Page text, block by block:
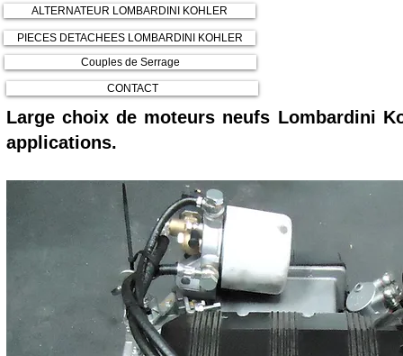
Large choix de moteurs neufs Lombardini
applications.
ALTERNATEUR LOMBARDINI KOHLER
Couples de Serrage
CONTACT
PIECES DETACHEES LOMBARDINI KOHLER